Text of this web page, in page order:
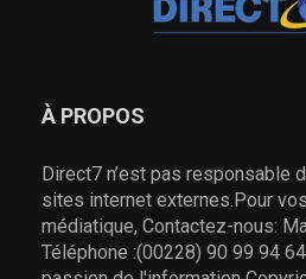
À PROPOS
Direct7 n’est pas responsable
sites internet externes.Pour
médiatique, Contactez-nous:
Téléphone :(00228) 90 99 94